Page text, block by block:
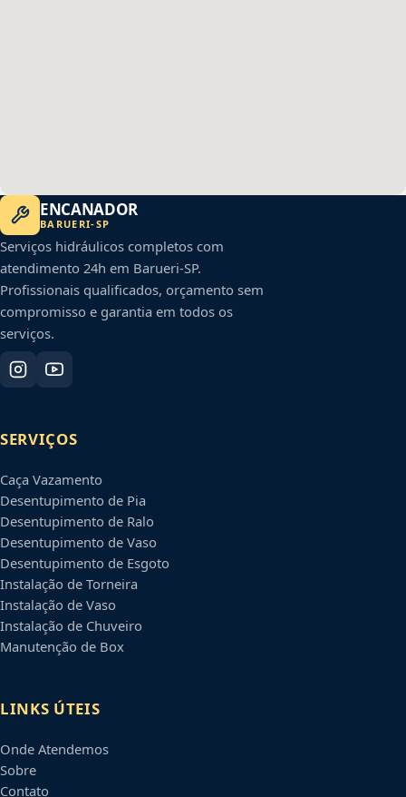
ENCANADOR
BARUERI-SP
Serviços hidráulicos completos com
atendimento 24h em Barueri-SP.
Profissionais qualificados, orçamento sem
compromisso e garantia em todos os
serviços.
SERVIÇOS
Caça Vazamento
Desentupimento de Pia
Desentupimento de Ralo
Desentupimento de Vaso
Desentupimento de Esgoto
Instalação de Torneira
Instalação de Vaso
Instalação de Chuveiro
Manutenção de Box
LINKS ÚTEIS
Onde Atendemos
Sobre
Contato